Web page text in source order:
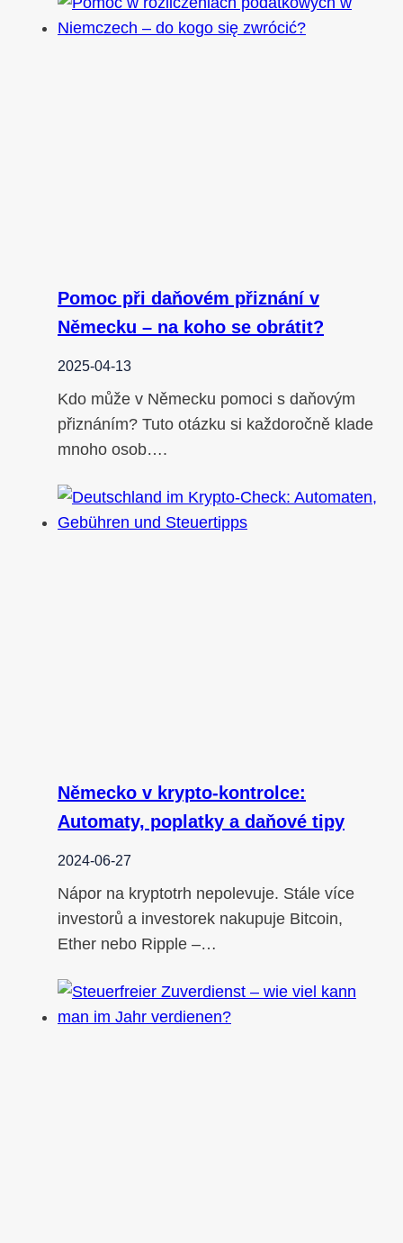
Pomoc při daňovém přiznání v
Německu – na koho se obrátit?
2025-04-13
Kdo může v Německu pomoci s daňovým
přiznáním? Tuto otázku si každoročně klade
mnoho osob….
Německo v krypto-kontrolce:
Automaty, poplatky a daňové tipy
2024-06-27
Nápor na kryptotrh nepolevuje. Stále více
investorů a investorek nakupuje Bitcoin,
Ether nebo Ripple –…